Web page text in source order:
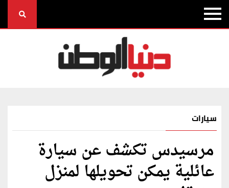
سيارات
مرسيدس تكشف عن سيارة
عائلية يمكن تحويلها لمنزل